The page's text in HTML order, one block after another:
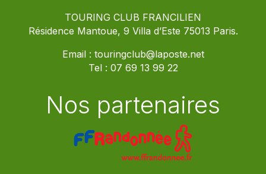
TOURING CLUB FRANCILIEN
Résidence Mantoue, 9 Villa d’Este 75013 Paris.
Email : touringclub@laposte.net
Tel : 07 69 13 99 22
Nos partenaires